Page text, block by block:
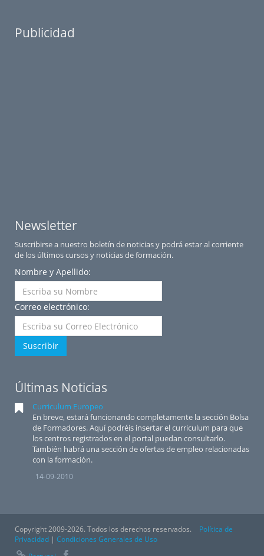
Publicidad
Newsletter
Suscribirse a nuestro boletín de noticias y podrá estar al corriente
de los últimos cursos y noticias de formación.
Nombre y Apellido:
Correo electrónico:
Suscribir
Últimas Noticias
Curriculum Europeo
En breve, estará funcionando completamente la sección Bolsa
de Formadores. Aquí podréis insertar el curriculum para que
los centros registrados en el portal puedan consultarlo.
También habrá una sección de ofertas de empleo relacionadas
con la formación.
14-09-2010
Copyright 2009-2026. Todos los derechos reservados.
Política de
Privacidad | Condiciones Generales de Uso